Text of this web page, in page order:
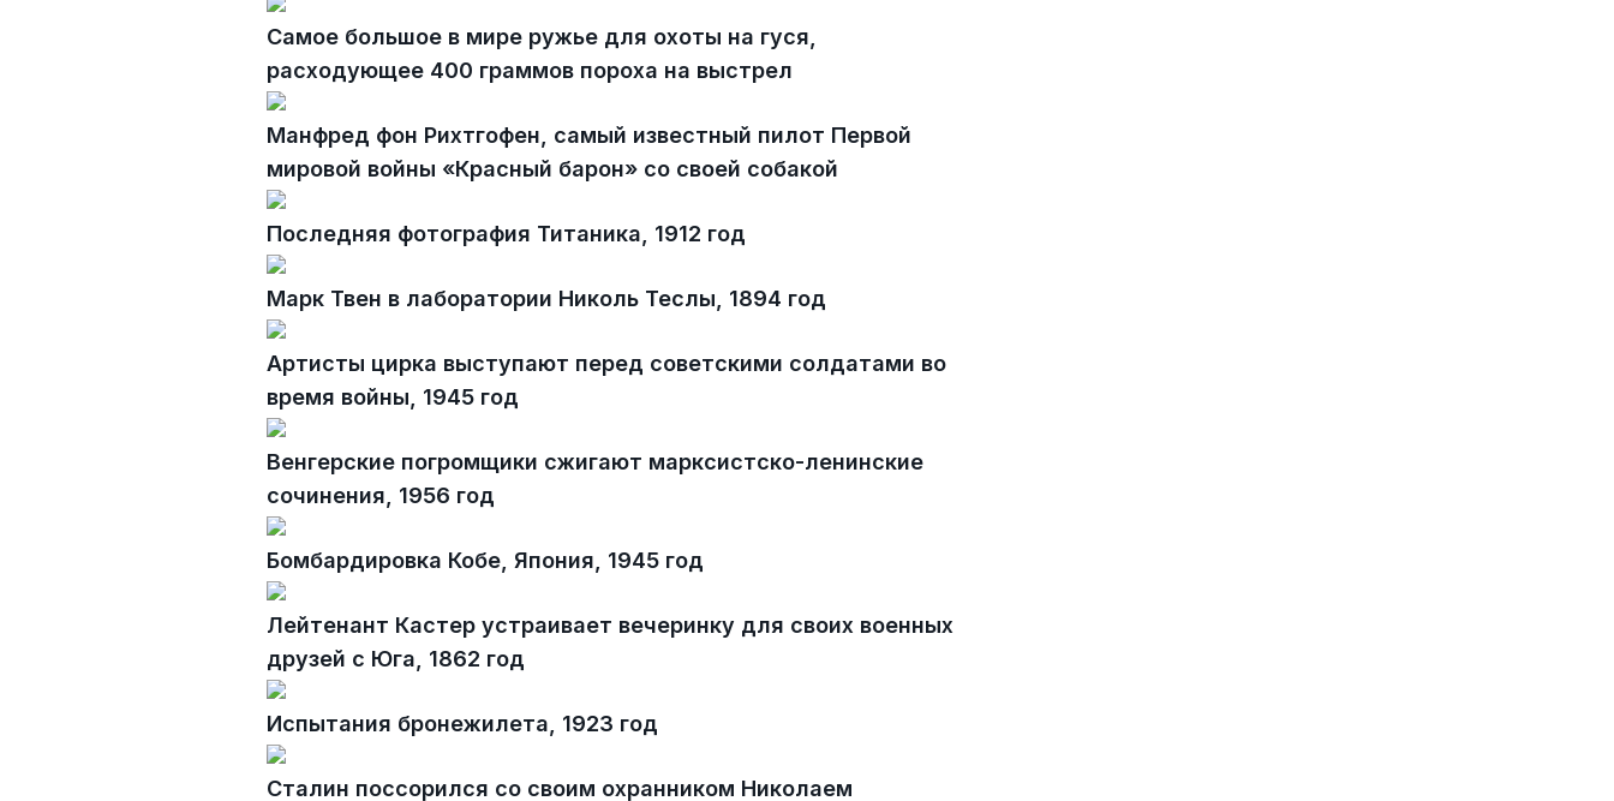
Самое большое в мире ружье для охоты на гуся,
расходующее 400 граммов пороха на выстрел
Манфред фон Рихтгофен, самый известный пилот Первой
мировой войны «Красный барон» со своей собакой
Последняя фотография Титаника, 1912 год
Марк Твен в лаборатории Николь Теслы, 1894 год
Артисты цирка выступают перед советскими солдатами во
время войны, 1945 год
Венгерские погромщики сжигают марксистско-ленинские
сочинения, 1956 год
Бомбардировка Кобе, Япония, 1945 год
Лейтенант Кастер устраивает вечеринку для своих военных
друзей с Юга, 1862 год
Испытания бронежилета, 1923 год
Сталин поссорился со своим охранником Николаем